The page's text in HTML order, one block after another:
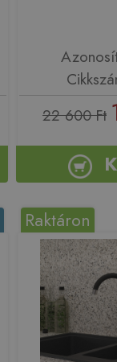
22 600 Ft
Raktáron